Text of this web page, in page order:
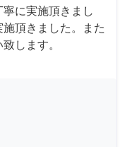
に実施頂きまし
頂きました。また
します。